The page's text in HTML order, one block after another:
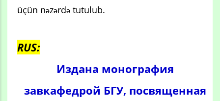
üçün nəzərdə tutulub.
RUS:
Издана монография
завкафедрой БГУ, посвященная